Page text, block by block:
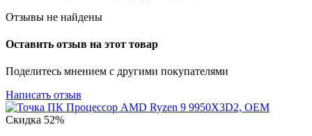
Отзывы не найдены
Оставить отзыв на этот товар
Поделитесь мнением с другими покупателями
Написать отзыв
Скидка 52%